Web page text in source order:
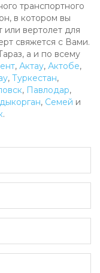
транспортного
в котором вы
или вертолет для
свяжется с Вами.
а и по всему
, Актау, Актобе,
, Туркестан,
, Павлодар,
, Семей и
.